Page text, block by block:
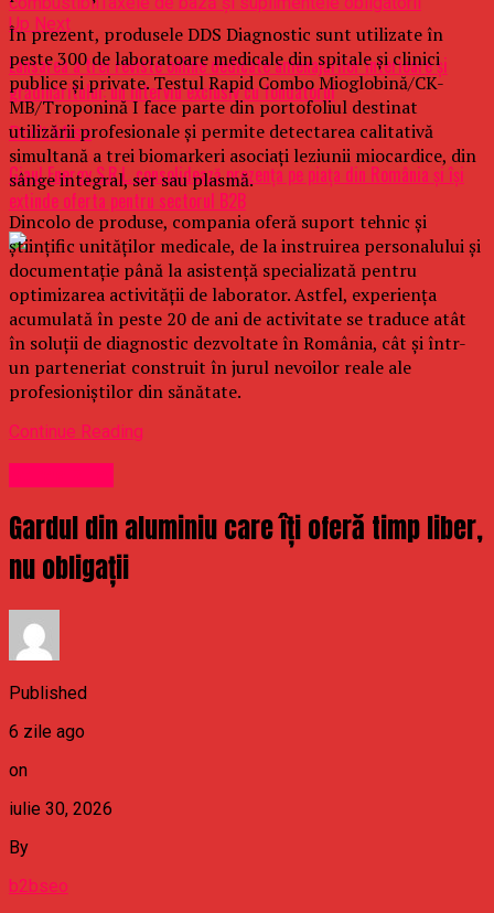
Up Next
Lansarea a trei reviste online dedicate amenajărilor interioare și
grădinăritului: un interviu exclusiv cu fondatorul
Don't Miss
Giaul Energy S.R.L. consolidează prezența pe piața din România și își
extinde oferta pentru sectorul B2B
În prezent, produsele DDS Diagnostic sunt utilizate în
peste 300 de laboratoare medicale din spitale și clinici
publice și private. Testul Rapid Combo Mioglobină/CK-
MB/Troponină I face parte din portofoliul destinat
utilizării profesionale și permite detectarea calitativă
simultană a trei biomarkeri asociați leziunii miocardice, din
sânge integral, ser sau plasmă.
Dincolo de produse, compania oferă suport tehnic și
științific unităților medicale, de la instruirea personalului și
documentație până la asistență specializată pentru
optimizarea activității de laborator. Astfel, experiența
acumulată în peste 20 de ani de activitate se traduce atât
în soluții de diagnostic dezvoltate în România, cât și într-
un parteneriat construit în jurul nevoilor reale ale
profesioniștilor din sănătate.
Continue Reading
Gardul din aluminiu care îți oferă timp liber,
nu obligații
Published
6 zile ago
on
iulie 30, 2026
By
b2bseo